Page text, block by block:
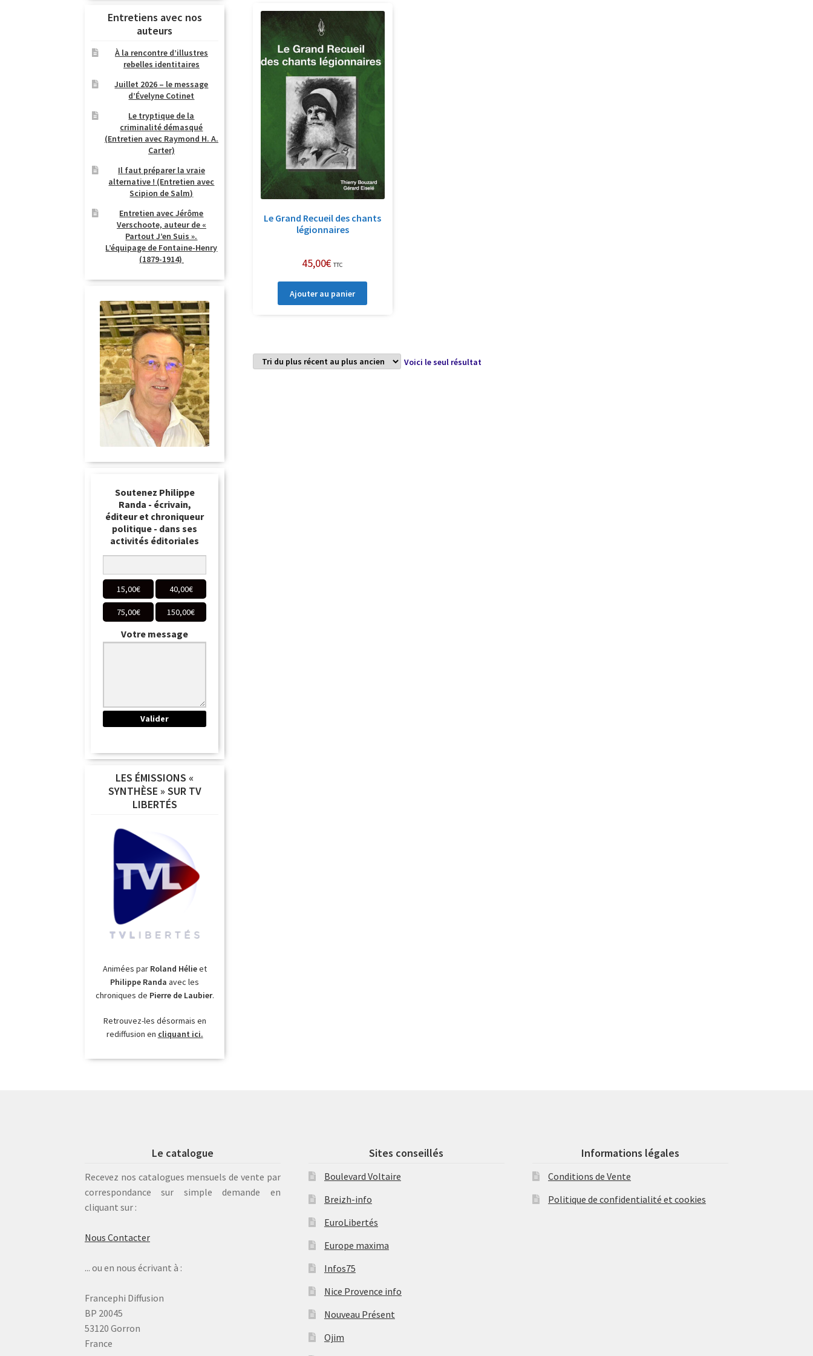
Le Grand Recueil des chants
légionnaires
45,00€ TTC
Ajouter au panier
Voici le seul résultat
Entretiens avec nos
auteurs
À la rencontre d’illustres
rebelles identitaires
Juillet 2026 – le message
d’Évelyne Cotinet
Le tryptique de la
criminalité démasqué
(Entretien avec Raymond H. A.
Carter)
Il faut préparer la vraie
alternative ! (Entretien avec
Scipion de Salm)
Entretien avec Jérôme
Verschoote, auteur de «
Partout J’en Suis ».
L’équipage de Fontaine-Henry
(1879-1914)
Soutenez Philippe
Randa - écrivain,
éditeur et chroniqueur
politique - dans ses
activités éditoriales
15,00€ 40,00€
75,00€ 150,00€
Votre message
LES ÉMISSIONS «
SYNTHÈSE » SUR TV
LIBERTÉS
Animées par Roland Hélieet
Philippe Randa avec les
chroniques de Pierre de Laubier.
Retrouvez-les désormais en
rediffusion en cliquant ici.
Le catalogue
Recevez nos catalogues mensuels de vente par
correspondance sur simple demande en
cliquant sur :
Nous Contacter
... ou en nous écrivant à :
Francephi Diffusion
BP 20045
53120 Gorron
France
Sites conseillés
Boulevard Voltaire
Breizh-info
EuroLibertés
Europe maxima
Infos75
Nice Provence info
Nouveau Présent
Ojim
Informations légales
Conditions de Vente
Politique de confidentialité et cookies